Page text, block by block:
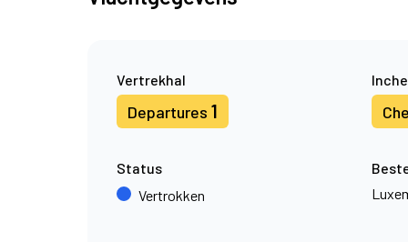
Vertrekhal
Departures 1
Status
Vertrokken